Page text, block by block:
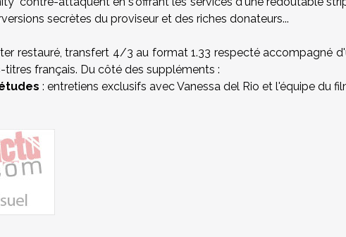
secrètes du proviseur et des riches donateurs...
restauré, transfert 4/3 au format 1.33 respecté accompagné
titres français. Du côté des suppléments :
: entretiens exclusifs avec Vanessa del Rio et l'équipe du